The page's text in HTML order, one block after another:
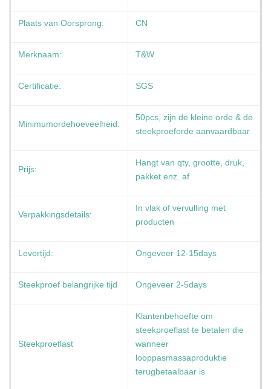
Plaats van Oorsprong: CN
Merknaam: T&W
Certificatie: SGS
Minimumordehoeveelheid:
50pcs, zijn de kleine orde & de
steekproeforde aanvaardbaar
Prijs:
Hangt van qty, grootte, druk,
pakket enz. af
Verpakkingsdetails:
In vlak of vervulling met
producten
Levertijd: Ongeveer 12-15days
Steekproef belangrijke tijd Ongeveer 2-5days
Steekproeflast
Klantenbehoefte om
steekproeflast te betalen die
wanneer
looppasmassaproduktie
terugbetaalbaar is